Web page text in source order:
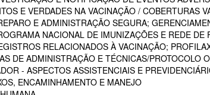
E VERDADES NA VACINAÇÃO / COBERTURAS
E ADMINISTRAÇÃO SEGURA;
NACIONAL DE IMUNIZAÇÕES E REDE DE
RELACIONADOS À VACINAÇÃO;
DE ADMINISTRAÇÃO E TÉCNICAS/PROTOCOLO
- ASPECTOS ASSISTENCIAIS E
ENCAMINHAMENTO E MANEJO